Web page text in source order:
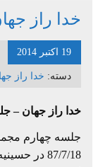
خدا راز
19 اکتبر 2014
دسته: خدا راز جهان
خدا راز جهان –
جلسه چهارم
87/7/18 در